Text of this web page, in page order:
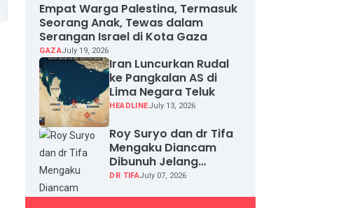
Empat Warga Palestina, Termasuk
Seorang Anak, Tewas dalam
Serangan Israel di Kota Gaza
GAZAJuly 19, 2026
Iran Luncurkan Rudal
ke Pangkalan AS di
Lima Negara Teluk
HEADLINEJuly 13, 2026
Roy Suryo dan dr Tifa
Mengaku Diancam
Dibunuh Jelang
Sidang, Klaim Ada
DR TIFAJuly 07, 2026